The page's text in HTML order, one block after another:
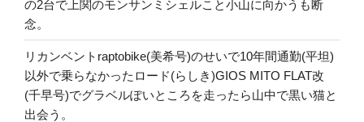
の2台で上関のモンサンミシェルこと小山に向かうも断
念。
リカンベントraptobike(美希号)のせいで10年間通勤(平坦)
以外で乗らなかったロード(らしき)GIOS MITO FLAT改
(千早号)でグラベルぽいところを走ったら山中で黒い猫と
出会う。